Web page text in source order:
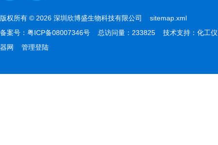
版权所有 © 2026 深圳欣博盛生物科技有限公司 sitemap.xml
备案号： 粤ICP备08007346号 总访问量：233825 技术支持： 化工仪
器网
管理登陆